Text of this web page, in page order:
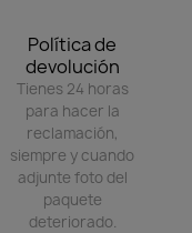
Política de
devolución
Tienes 24 horas
para hacer la
reclamación,
siempre y cuando
adjunte foto del
paquete
deteriorado.